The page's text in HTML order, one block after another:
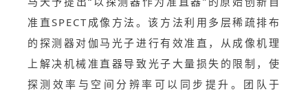
准直SPECT成像方法。该方法利用多层稀疏排布
的探测器对伽马光子进行有效准直，从成像机理
上解决机械准直器导致光子大量损失的限制，使
探测效率与空间分辨率可以同步提升。团队于